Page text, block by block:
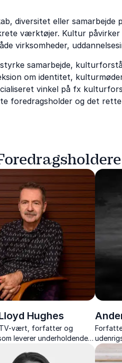
diversitet eller
værktøjer. Kultur påvirker
virksomheder,
samarbejde,
om identitet,
vinkel på fx
foredragsholder og det
Hughes
vært, forfatter og
leverer underholdende
kunst, kultur og sprog –
og skarpe pointer.